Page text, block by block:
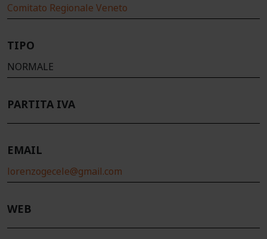
Comitato Regionale Veneto
TIPO
NORMALE
PARTITA IVA
EMAIL
lorenzogecele@gmail.com
WEB